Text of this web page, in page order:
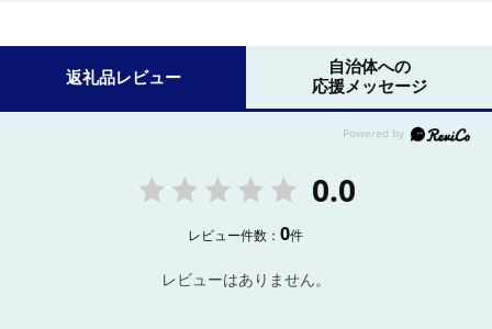
返礼品レビュー
自治体への
応援メッセージ
0.0
レビュー件数：0件
レビューはありません。